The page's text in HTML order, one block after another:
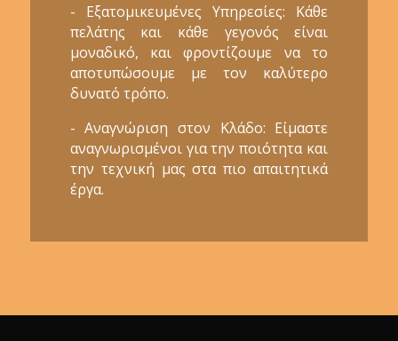
- Εξατομικευμένες Υπηρεσίες: Κάθε
πελάτης και κάθε γεγονός είναι
μοναδικό, και φροντίζουμε να το
αποτυπώσουμε με τον καλύτερο
δυνατό τρόπο.
- Αναγνώριση στον Κλάδο: Είμαστε
αναγνωρισμένοι για την ποιότητα και
την τεχνική μας στα πιο απαιτητικά
έργα.